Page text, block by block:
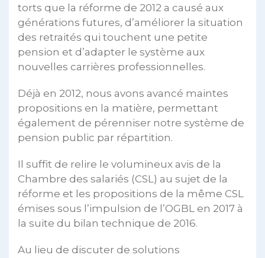
torts que la réforme de 2012 a causé aux
générations futures, d’améliorer la situation
des retraités qui touchent une petite
pension et d’adapter le système aux
nouvelles carrières professionnelles.
Déjà en 2012, nous avons avancé maintes
propositions en la matière, permettant
également de pérenniser notre système de
pension public par répartition.
Il suffit de relire le volumineux avis de la
Chambre des salariés (CSL) au sujet de la
réforme et les propositions de la même CSL
émises sous l’impulsion de l’OGBL en 2017 à
la suite du bilan technique de 2016.
Au lieu de discuter de solutions